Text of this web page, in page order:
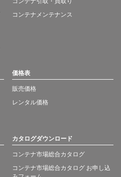
コンテナメンテナンス
価格表
販売価格
レンタル価格
カタログダウンロード
コンテナ市場総合カタログ
コンテナ市場総合カタログ お申し込